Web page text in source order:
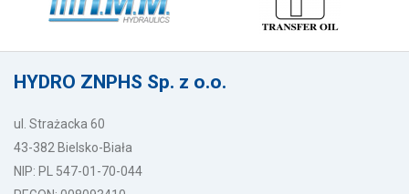
HYDRO ZNPHS Sp. z o.o.
ul. Strażacka 60
43-382 Bielsko-Biała
NIP: PL 547-01-70-044